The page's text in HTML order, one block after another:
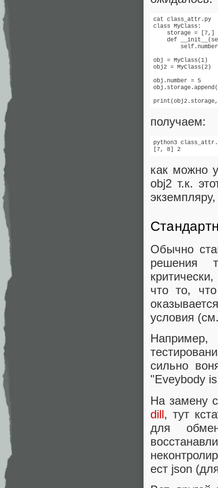
cat class_attr.py
class MyClass:
    storage = [7,]
def
obj = MyClass(1)
obj2 = MyClass(2)
obj.number = 5
print(obj2.storage,
получаем:
python3
[7, 8] 2
как можно
obj2 т.к.
Обычно
решения
что то,
условия
Например,
сильно
"Eveybody
На замену
dill, тут
для
ест json